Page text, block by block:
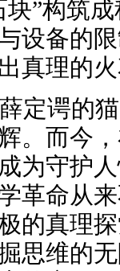
”构筑
设备的
真理的
定谔的
。而今
为守护
革命从
的真理
思维的